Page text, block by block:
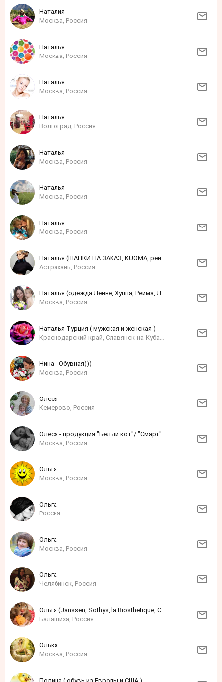
Наталия
Москва, Россия
Наталья
Москва, Россия
Наталья
Москва, Россия
Наталья
Волгоград, Россия
Наталья
Москва, Россия
Наталья
Москва, Россия
Наталья
Москва, Россия
Наталья (ШАПКИ НА ЗАКАЗ, KUOMA, рейма, лесси)
Астрахань, Россия
Наталья (одежда Ленне, Хуппа, Рейма, Лэсси, Нано)
Москва, Россия
Наталья Турция ( мужская и женская )
Краснодарский край, Славянск-на-Кубани, Россия
Нина - Обувная)))
Москва, Россия
Олеся
Кемерово, Россия
Олеся - продукция "Белый кот"/ "Смарт"
Москва, Россия
Ольга
Москва, Россия
Ольга
Россия
Ольга
Москва, Россия
Ольга
Челябинск, Россия
Ольга (Janssen, Sothys, la Biosthetique, Christina)
Балашиха, Россия
Олька
Москва, Россия
Полина ( обувь из Европы и США )